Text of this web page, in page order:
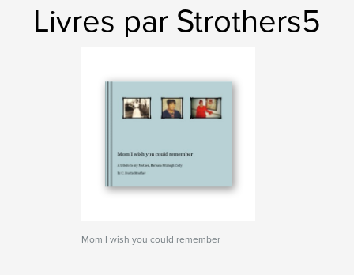
Livres par Strothers5
Mom I wish you could remember